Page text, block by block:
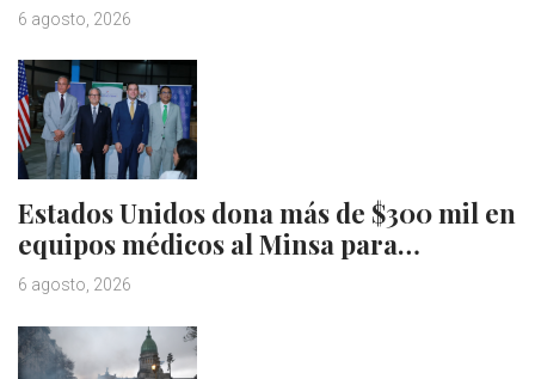
6 agosto, 2026
Estados Unidos dona más de $300 mil en
equipos médicos al Minsa para…
6 agosto, 2026